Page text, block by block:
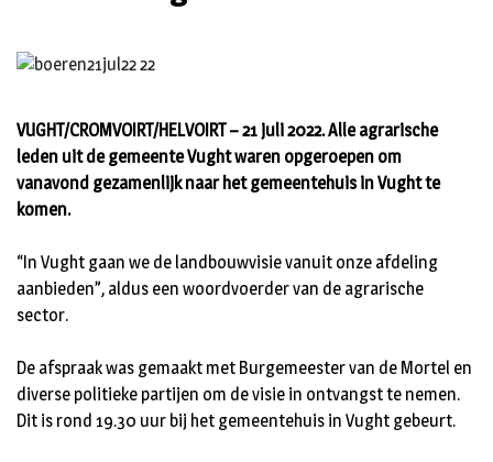
VUGHT/CROMVOIRT/HELVOIRT – 21 juli 2022. Alle agrarische
leden uit de gemeente Vught waren opgeroepen om
vanavond gezamenlijk naar het gemeentehuis in Vught te
komen.
“In Vught gaan we de landbouwvisie vanuit onze afdeling
aanbieden”, aldus een woordvoerder van de agrarische
sector.
De afspraak was gemaakt met Burgemeester van de Mortel en
diverse politieke partijen om de visie in ontvangst te nemen.
Dit is rond 19.30 uur bij het gemeentehuis in Vught gebeurt.